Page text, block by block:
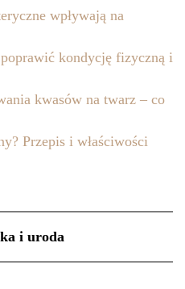
wpływają na
kondycję fizyczną i
kwasów na twarz – co
Przepis i właściwości
i uroda